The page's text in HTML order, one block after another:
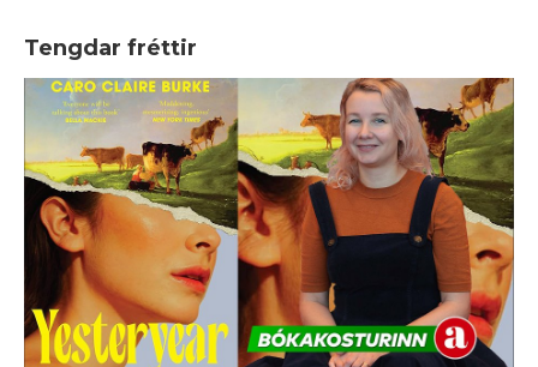
Tengdar fréttir